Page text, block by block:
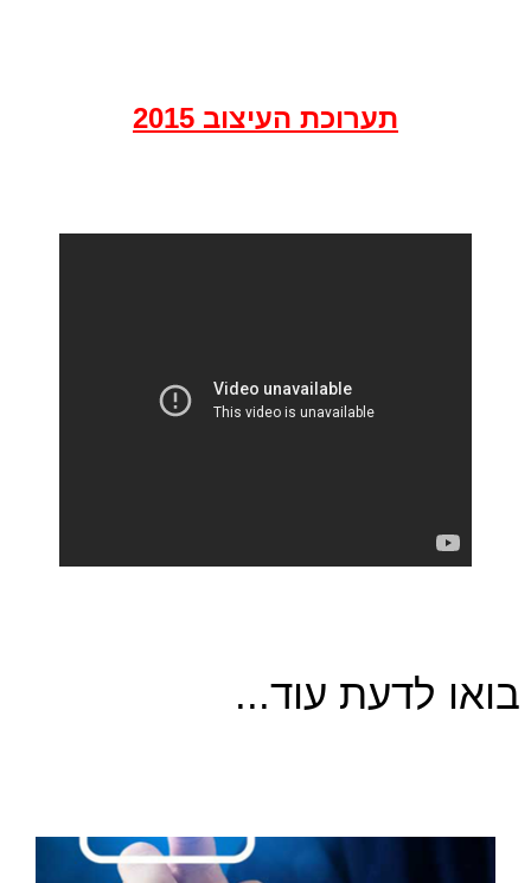
תערוכת העיצוב 2015
בואו לדעת עוד...